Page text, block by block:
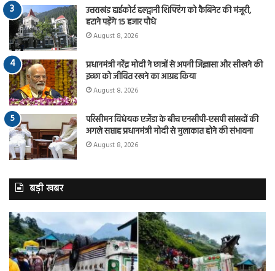
उत्तराखंड हाईकोर्ट हल्द्वानी शिफ्टिंग को कैबिनेट की मंजूरी,
हटाने पड़ेंगे 15 हजार पौधे
August 8, 2026
प्रधानमंत्री नरेंद्र मोदी ने छात्रों से अपनी जिज्ञासा और सीखने की
इच्छा को जीवित रखने का आग्रह किया
August 8, 2026
परिसीमन विधेयक एजेंडा के बीच एनसीपी-एसपी सांसदों की
अगले सप्ताह प्रधानमंत्री मोदी से मुलाकात होने की संभावना
August 8, 2026
बड़ी खबर